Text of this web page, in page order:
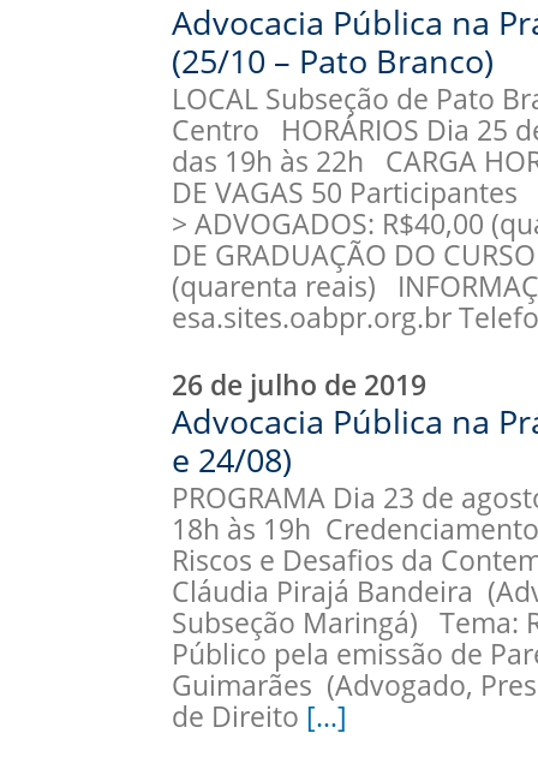
Advocacia Pública na
(25/10 – Pato Branco)
LOCAL Subseção de Pato
Centro HORÁRIOS Dia 25
das 19h às 22h CARGA
DE VAGAS 50 Participantes
> ADVOGADOS: R$40,00
DE GRADUAÇÃO DO
(quarenta reais)
esa.sites.oabpr.org.br
26 de julho de 2019
Advocacia Pública na
e 24/08)
PROGRAMA Dia 23 de
18h às 19h
Riscos e Desafios da
Cláudia Pirajá Bandeira
Subseção Maringá) Tema:
Público pela emissão de
Guimarães (Advogado,
de Direito […]